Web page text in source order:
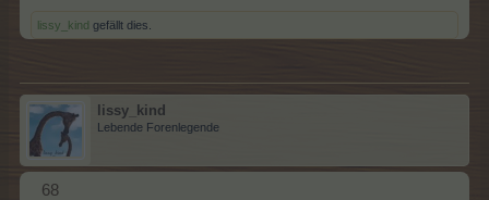
lissy_kind gefällt dies.
lissy_kind
Lebende Forenlegende
68